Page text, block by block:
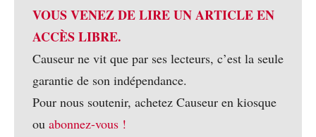
VOUS VENEZ DE LIRE UN ARTICLE EN
ACCÈS LIBRE.
Causeur ne vit que par ses lecteurs, c’est la seule
garantie de son indépendance.
Pour nous soutenir, achetez Causeur en kiosque
ou abonnez-vous !